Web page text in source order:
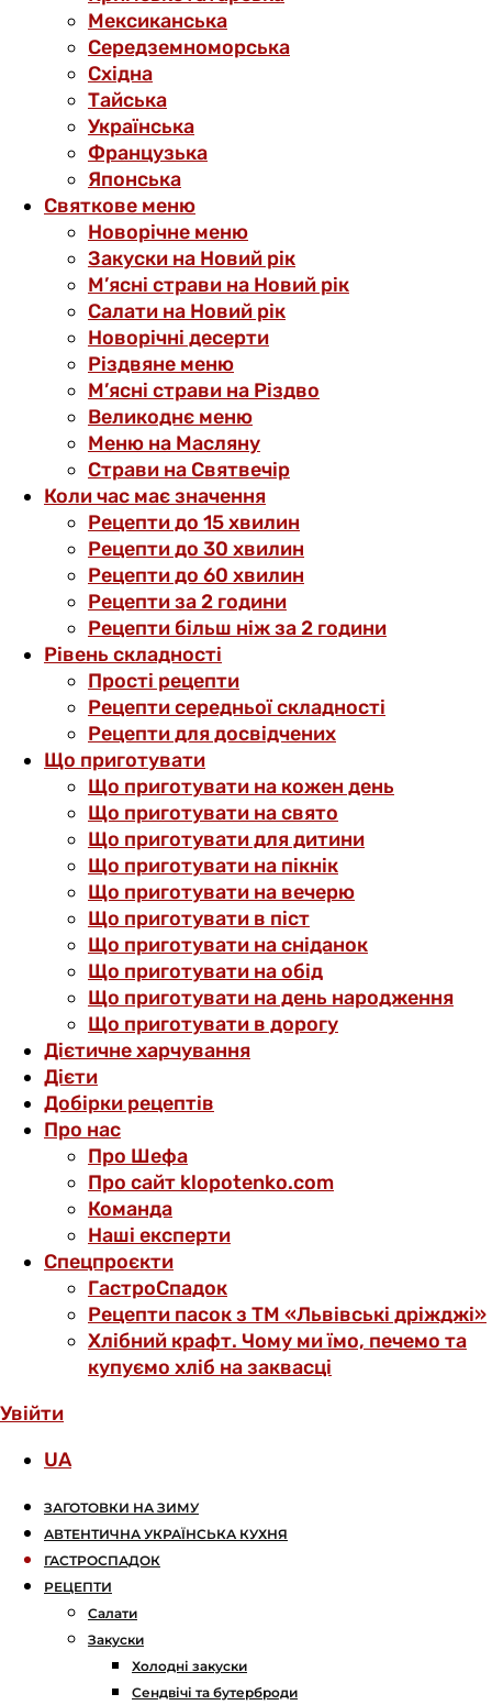
Мексиканська
Середземноморська
Східна
Тайська
Українська
Французька
Японська
Святкове меню
Новорічне меню
Закуски на Новий рік
М’ясні страви на Новий рік
Салати на Новий рік
Новорічні десерти
Різдвяне меню
М’ясні страви на Різдво
Великоднє меню
Меню на Масляну
Страви на Святвечір
Коли час має значення
Рецепти до 15 хвилин
Рецепти до 30 хвилин
Рецепти до 60 хвилин
Рецепти за 2 години
Рецепти більш ніж за 2 години
Рівень складності
Прості рецепти
Рецепти середньої складності
Рецепти для досвідчених
Що приготувати
Що приготувати на кожен день
Що приготувати на свято
Що приготувати для дитини
Що приготувати на пікнік
Що приготувати на вечерю
Що приготувати в піст
Що приготувати на сніданок
Що приготувати на обід
Що приготувати на день народження
Що приготувати в дорогу
Дієтичне харчування
Дієти
Добірки рецептів
Про нас
Про Шефа
Про сайт klopotenko.com
Команда
Наші експерти
Спецпроєкти
ГастроСпадок
Рецепти пасок з ТМ «Львівські дріжджі»
Хлібний крафт. Чому ми їмо, печемо та
купуємо хліб на заквасці
Увійти
UA
ЗАГОТОВКИ НА ЗИМУ
АВТЕНТИЧНА УКРАЇНСЬКА КУХНЯ
ГАСТРОСПАДОК
РЕЦЕПТИ
Салати
Закуски
Холодні закуски
Сендвічі та бутерброди